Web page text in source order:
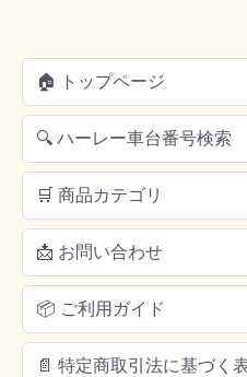
🏠 トップページ
🔍 ハーレー車台番号検索
🛒 商品カテゴリ
📩 お問い合わせ
📦 ご利用ガイド
📄 特定商取引法に基づく